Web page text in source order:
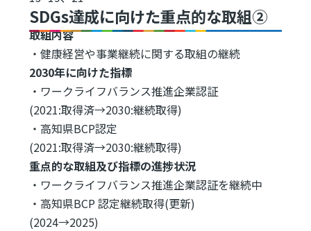
SDGs達成に向けた重点的な取組②
取組内容
・健康経営や事業継続に関する取組の継続
2030年に向けた指標
・ワークライフバランス推進企業認証
(2021:取得済→2030:継続取得)
・高知県BCP認定
(2021:取得済→2030:継続取得)
重点的な取組及び指標の進捗状況
・ワークライフバランス推進企業認証を継続中
・高知県BCP 認定継続取得(更新)
(2024→2025)